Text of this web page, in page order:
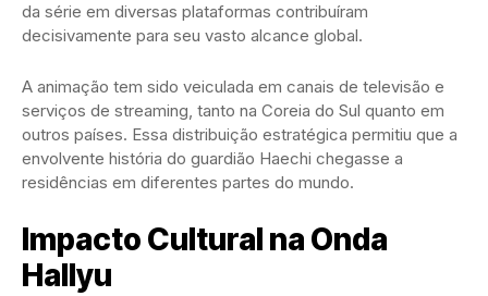
da série em diversas plataformas contribuíram
decisivamente para seu vasto alcance global.
A animação tem sido veiculada em canais de televisão e
serviços de streaming, tanto na Coreia do Sul quanto em
outros países. Essa distribuição estratégica permitiu que a
envolvente história do guardião Haechi chegasse a
residências em diferentes partes do mundo.
Impacto Cultural na Onda
Hallyu